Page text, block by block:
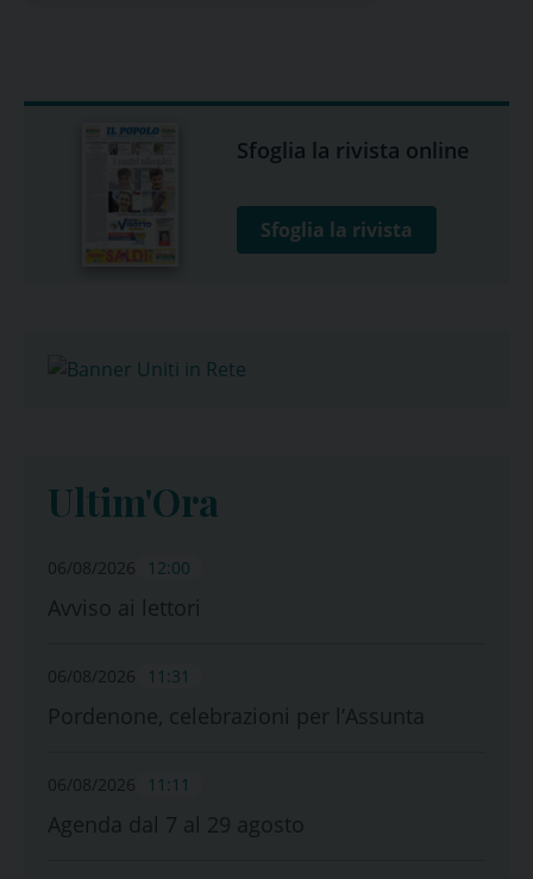
Sfoglia la rivista online
Sfoglia la rivista
Ultim'Ora
06/08/2026 12:00
Avviso ai lettori
06/08/2026 11:31
Pordenone, celebrazioni per l’Assunta
06/08/2026 11:11
Agenda dal 7 al 29 agosto